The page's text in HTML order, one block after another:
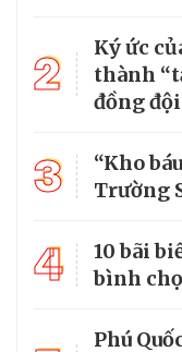
2
Ký ức
thành
đồng đội
3
“Kho
Trường
4
10 bãi
bình
Phú